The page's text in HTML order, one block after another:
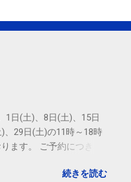
1日(土)、8日(土)、15日
、29日(土)の11時～18時
ます。 ご予約につきま
られないことがあります
続きを読む